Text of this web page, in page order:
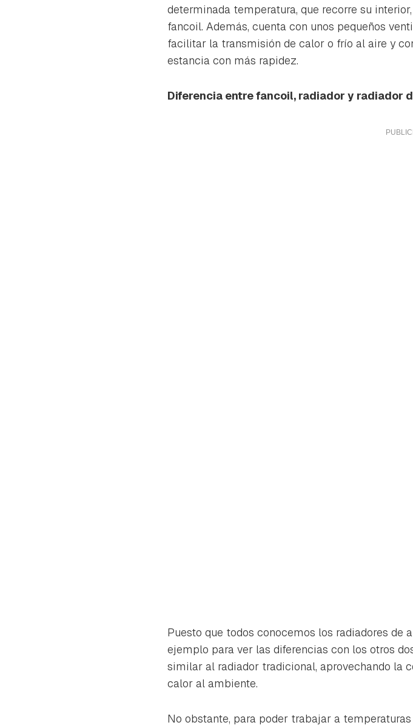
determinada temperatura, que recorre su
fancoil. Además, cuenta con unos pequeños
facilitar la transmisión de calor o frío al aire y
estancia con más rapidez.
Diferencia entre fancoil, radiador y radiador
Puesto que todos conocemos los radiadores
ejemplo para ver las diferencias con los otros
similar al radiador tradicional, aprovechando la
calor al ambiente.
No obstante, para poder trabajar a